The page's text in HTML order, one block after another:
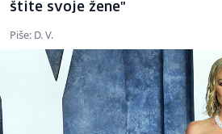
štite svoje žene"
Piše: D. V.